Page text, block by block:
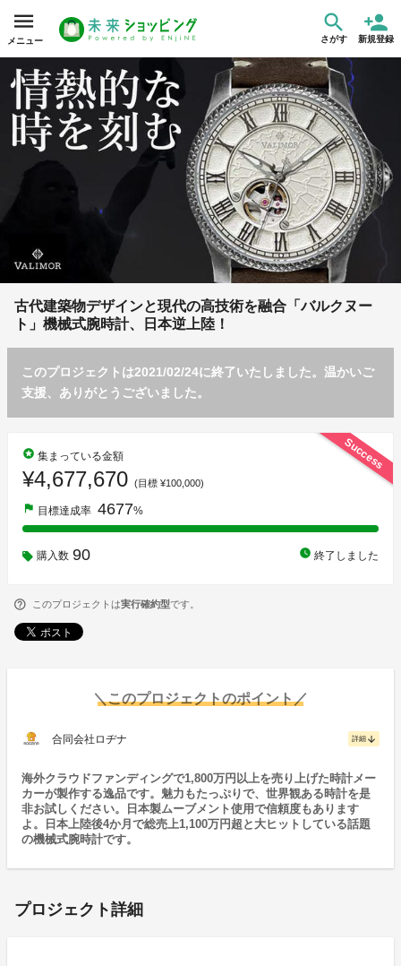
メニュー さがす 新規登録
古代建築物デザインと現代の高技術を融合「バルクヌー
ト」機械式腕時計、日本逆上陸！
このプロジェクトは2021/02/24に終了いたしました。温かいご
支援、ありがとうございました。
Success
stars 集まっている金額
¥4,677,670 (目標 ¥100,000)
flag 目標達成率 4677%
購入数 90 watch_later 終了しました
このプロジェクトは実行確約型です。
＼このプロジェクトのポイント／
合同会社ロヂナ 詳細 arrow_downward
海外クラウドファンディングで1,800万円以上を売り上げた時計メー
カーが製作する逸品です。魅力もたっぷりで、世界観ある時計を是
非お試しください。日本製ムーブメント使用で信頼度もあります
よ。日本上陸後4か月で総売上1,100万円超と大ヒットしている話題
の機械式腕時計です。
プロジェクト詳細